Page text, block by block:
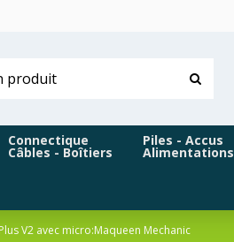
Connectique
Câbles - Boîtiers
Piles - Accus
Alimentations
V2 avec micro:Maqueen Mechanic